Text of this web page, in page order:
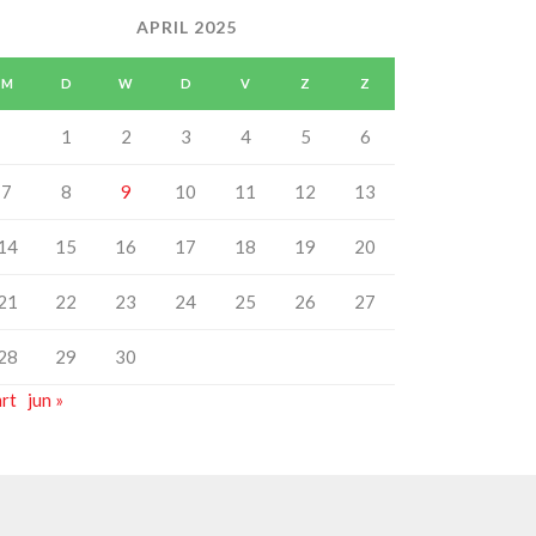
APRIL 2025
M D W D V Z Z
1 2 3 4 5 6
7 8 9 10 11 12 13
15 16 17 18 19 20
22 23 24 25 26 27
29
30
jun »